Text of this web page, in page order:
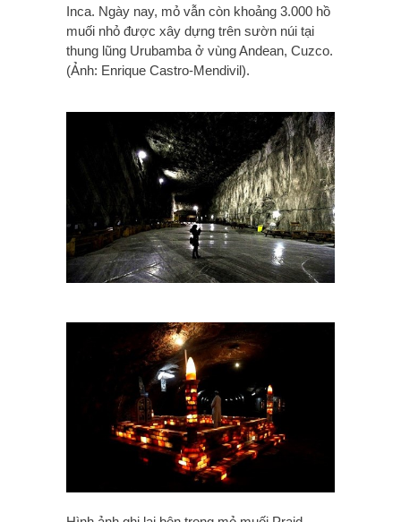
Inca. Ngày nay, mỏ vẫn còn khoảng 3.000 hồ
muối nhỏ được xây dựng trên sườn núi tại
thung lũng Urubamba ở vùng Andean, Cuzco.
(Ảnh: Enrique Castro-Mendivil).